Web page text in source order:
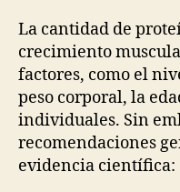
La cantidad de
crecimiento
factores, como el
peso corporal, la
individuales. Sin
recomendaciones
evidencia científica: